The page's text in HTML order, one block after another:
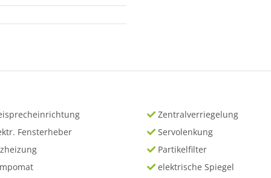
Fensterheber
Zentralverriegelung
Servolenkung
Partikelfilter
elektrische Spiegel